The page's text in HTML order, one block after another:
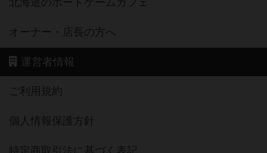
オーナー・店長の方へ
運営者情報
ご利用規約
個人情報保護方針
特定商取引法に基づく表記